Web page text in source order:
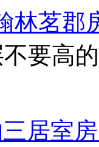
林茗郡
要高
居室